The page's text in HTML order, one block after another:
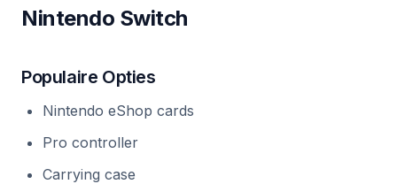
Nintendo Switch
Populaire Opties
Nintendo eShop cards
Pro controller
Carrying case